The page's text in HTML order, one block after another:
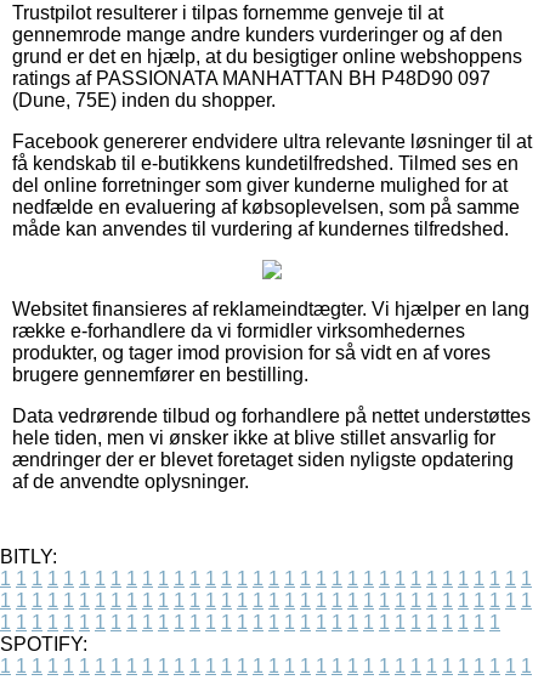
Trustpilot resulterer i tilpas fornemme genveje til at
gennemrode mange andre kunders vurderinger og af den
grund er det en hjælp, at du besigtiger online webshoppens
ratings af PASSIONATA MANHATTAN BH P48D90 097
(Dune, 75E) inden du shopper.
Facebook genererer endvidere ultra relevante løsninger til at
få kendskab til e-butikkens kundetilfredshed. Tilmed ses en
del online forretninger som giver kunderne mulighed for at
nedfælde en evaluering af købsoplevelsen, som på samme
måde kan anvendes til vurdering af kundernes tilfredshed.
Websitet finansieres af reklameindtægter. Vi hjælper en lang
række e-forhandlere da vi formidler virksomhedernes
produkter, og tager imod provision for så vidt en af vores
brugere gennemfører en bestilling.
Data vedrørende tilbud og forhandlere på nettet understøttes
hele tiden, men vi ønsker ikke at blive stillet ansvarlig for
ændringer der er blevet foretaget siden nyligste opdatering
af de anvendte oplysninger.
BITLY:
1 1 1 1 1 1 1 1 1 1 1 1 1 1 1 1 1 1 1 1 1 1 1 1 1 1 1 1 1 1 1 1 1 1
1 1 1 1 1 1 1 1 1 1 1 1 1 1 1 1 1 1 1 1 1 1 1 1 1 1 1 1 1 1 1 1 1 1
1 1 1 1 1 1 1 1 1 1 1 1 1 1 1 1 1 1 1 1 1 1 1 1 1 1 1 1 1 1 1 1
SPOTIFY:
1 1 1 1 1 1 1 1 1 1 1 1 1 1 1 1 1 1 1 1 1 1 1 1 1 1 1 1 1 1 1 1 1 1